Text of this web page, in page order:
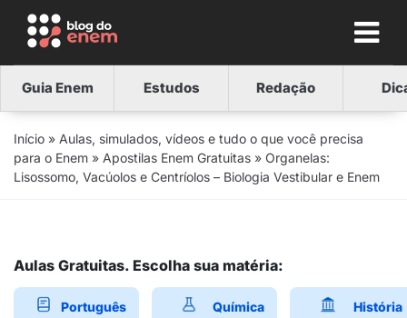
Guia Enem Estudos Redação
Início » Aulas, simulados, vídeos e tudo o que você precisa
para o Enem » Apostilas Enem Gratuitas » Organelas:
Lisossomo, Vacúolos e Centríolos – Biologia Vestibular e Enem
Aulas Gratuitas. Escolha sua matéria:
Português Química História